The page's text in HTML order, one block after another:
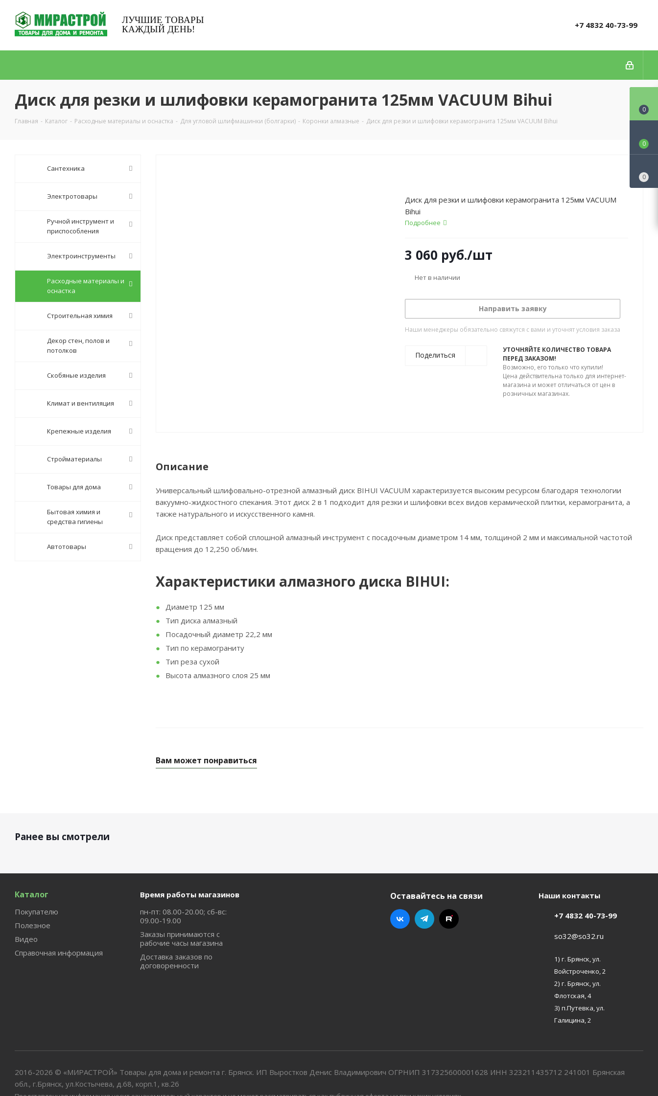
ЛУЧШИЕ ТОВАРЫ
КАЖДЫЙ ДЕНЬ!
+7 4832 40-73-99
Диск для резки и шлифовки керамогранита 125мм VACUUM Bihui
Главная - Каталог - Расходные материалы и оснастка - Для угловой шлифмашинки (болгарки) - Коронки алмазные - Диск для резки и шлифовки керамогранита 125мм VACUUM Bihui
Диск для резки и шлифовки керамогранита 125мм VACUUM
Bihui
Подробнее
3 060 руб./шт
Нет в наличии
Направить заявку
Наши менеджеры обязательно свяжутся с вами и уточнят условия заказа
Поделиться
УТОЧНЯЙТЕ КОЛИЧЕСТВО ТОВАРА
ПЕРЕД ЗАКАЗОМ!
Возможно, его только что купили!
Цена действительна только для интернет-
магазина и может отличаться от цен в
розничных магазинах.
Описание
Универсальный шлифовально-отрезной алмазный диск BIHUI VACUUM характеризуется высоким ресурсом благодаря технологии
вакуумно-жидкостного спекания. Этот диск 2 в 1 подходит для резки и шлифовки всех видов керамической плитки, керамогранита, а
также натурального и искусственного камня.
Диск представляет собой сплошной алмазный инструмент с посадочным диаметром 14 мм, толщиной 2 мм и максимальной частотой
вращения до 12,250 об/мин.
Характеристики алмазного диска BIHUI:
Диаметр 125 мм
Тип диска алмазный
Посадочный диаметр 22,2 мм
Тип по керамограниту
Тип реза сухой
Высота алмазного слоя 25 мм
Вам может понравиться
Сантехника
Электротовары
Ручной инструмент и
приспособления
Электроинструменты
Расходные материалы и
оснастка
Строительная химия
Декор стен, полов и
потолков
Скобяные изделия
Климат и вентиляция
Крепежные изделия
Стройматериалы
Товары для дома
Бытовая химия и
средства гигиены
Автотовары
Ранее вы смотрели
Каталог
Покупателю
Полезное
Видео
Справочная информация
Время работы магазинов
пн-пт: 08.00-20.00; сб-вс:
09.00-19.00
Заказы принимаются с
рабочие часы магазина
Доставка заказов по
договоренности
Оставайтесь на связи Наши контакты
+7 4832 40-73-99
so32@so32.ru
1) г. Брянск, ул.
Войстроченко, 2
2) г. Брянск, ул.
Флотская, 4
3) п.Путевка, ул.
Галицина, 2
2016-2026 © «МИРАСТРОЙ» Товары для дома и ремонта г. Брянск. ИП Выростков Денис Владимирович ОГРНИП 317325600001628 ИНН 323211435712 241001 Брянская
обл., г.Брянск, ул.Костычева, д.68, корп.1, кв.26
0
0
0